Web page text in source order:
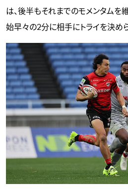
は、後半もそれまでのモメンタムを
始早々の2分に相手にトライを決め